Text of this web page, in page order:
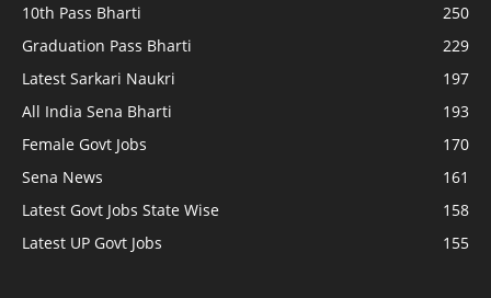
10th Pass Bharti
250
Graduation Pass Bharti
229
Latest Sarkari Naukri
197
All India Sena Bharti
193
Female Govt Jobs
170
Sena News
161
Latest Govt Jobs State Wise
158
Latest UP Govt Jobs
155